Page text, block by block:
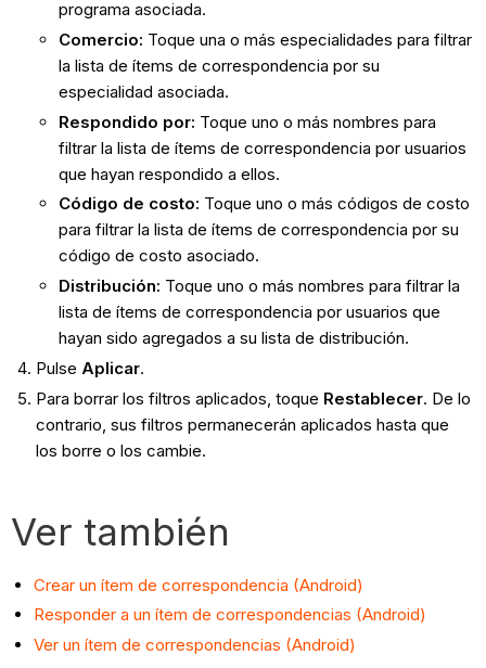
programa asociada.
Comercio: Toque una o más especialidades para filtrar
la lista de ítems de correspondencia por su
especialidad asociada.
Respondido por: Toque uno o más nombres para
filtrar la lista de ítems de correspondencia por usuarios
que hayan respondido a ellos.
Código de costo: Toque uno o más códigos de costo
para filtrar la lista de ítems de correspondencia por su
código de costo asociado.
Distribución: Toque uno o más nombres para filtrar la
lista de ítems de correspondencia por usuarios que
hayan sido agregados a su lista de distribución.
Pulse Aplicar.
Para borrar los filtros aplicados, toque Restablecer. De lo
contrario, sus filtros permanecerán aplicados hasta que
los borre o los cambie.
Ver también
Crear un ítem de correspondencia (Android)
Responder a un ítem de correspondencias (Android)
Ver un ítem de correspondencias (Android)